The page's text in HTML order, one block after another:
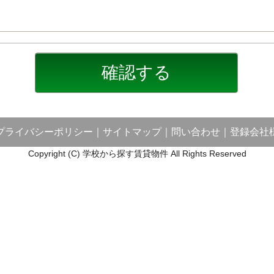
ライバシーポリシー サイトマップ｜ 問い合わせ 登録会社
Copyright (C) 学校から探す賃貸物件 All Rights Reserved